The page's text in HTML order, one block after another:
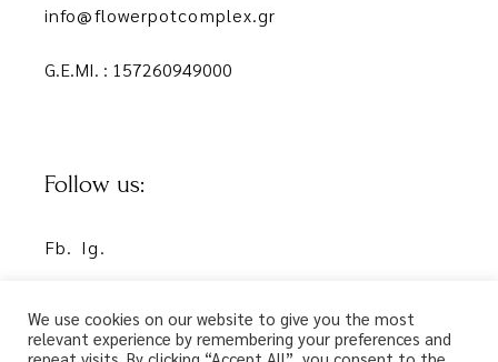
info@flowerpotcomplex.gr
G.E.MI. : 157260949000
Follow us:
Fb. Ig.
We use cookies on our website to give you the most
relevant experience by remembering your preferences and